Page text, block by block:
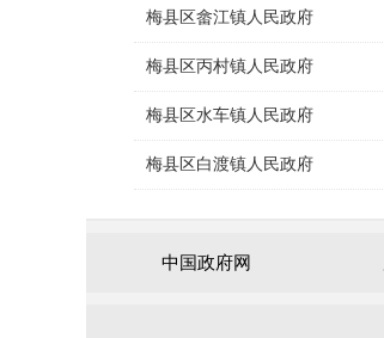
梅县区畲江镇人民政府
梅县区丙村镇人民政府
梅县区水车镇人民政府
梅县区白渡镇人民政府
中国政府网